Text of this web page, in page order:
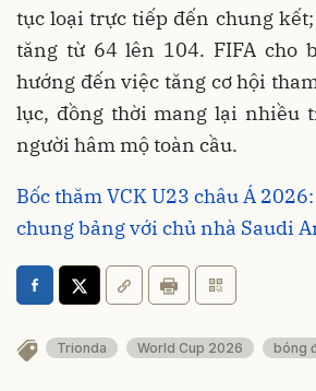
tục loại trực tiếp đến chung
tăng từ 64 lên 104. FIFA cho
hướng đến việc tăng cơ hội
lục, đồng thời mang lại nhiều
người hâm mộ toàn cầu.
Bốc thăm VCK U23 châu Á
chung bảng với chủ nhà Saudi
Trionda World Cup 2026 bóng